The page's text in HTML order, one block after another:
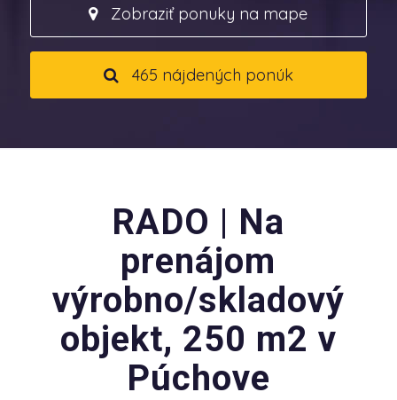
Zobraziť ponuky na mape
465 nájdených ponúk
RADO | Na
prenájom
výrobno/skladový
objekt, 250 m2 v
Púchove